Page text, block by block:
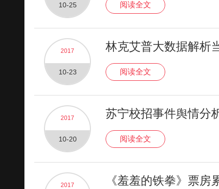
10-25 阅读全文
2017
10-23
林克艾普大数据解析
阅读全文
2017
10-20
苏宁校招事件舆情分
阅读全文
2017 《羞羞的铁拳》票